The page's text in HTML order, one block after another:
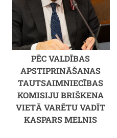
PĒC VALDĪBAS
APSTIPRINĀŠANAS
TAUTSAIMNIECĪBAS
KOMISIJU BRIŠKENA
VIETĀ VARĒTU VADĪT
KASPARS MELNIS